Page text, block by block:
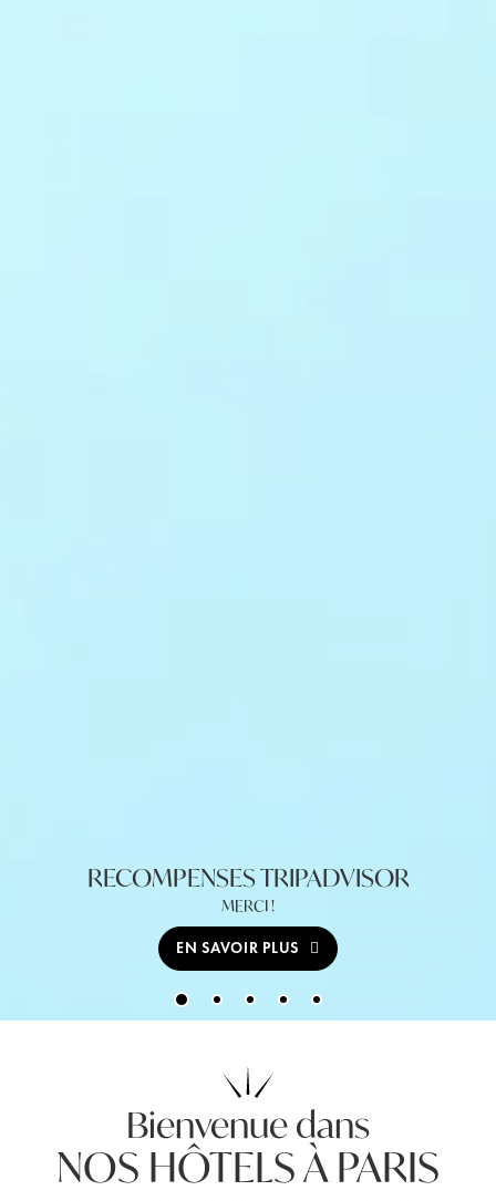
RECOMPENSES TRIPADVISOR
MERCI !
EN SAVOIR PLUS
Bienvenue dans
NOS HÔTELS À PARIS